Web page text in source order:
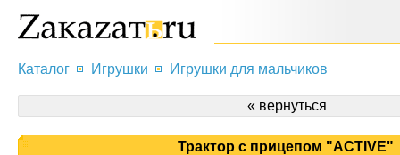
Каталог Игрушки Игрушки для мальчиков
« вернуться
Трактор с прицепом "ACTIVE"